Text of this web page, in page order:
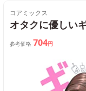
コアミックス
オタクに優しい
参考価格 704円